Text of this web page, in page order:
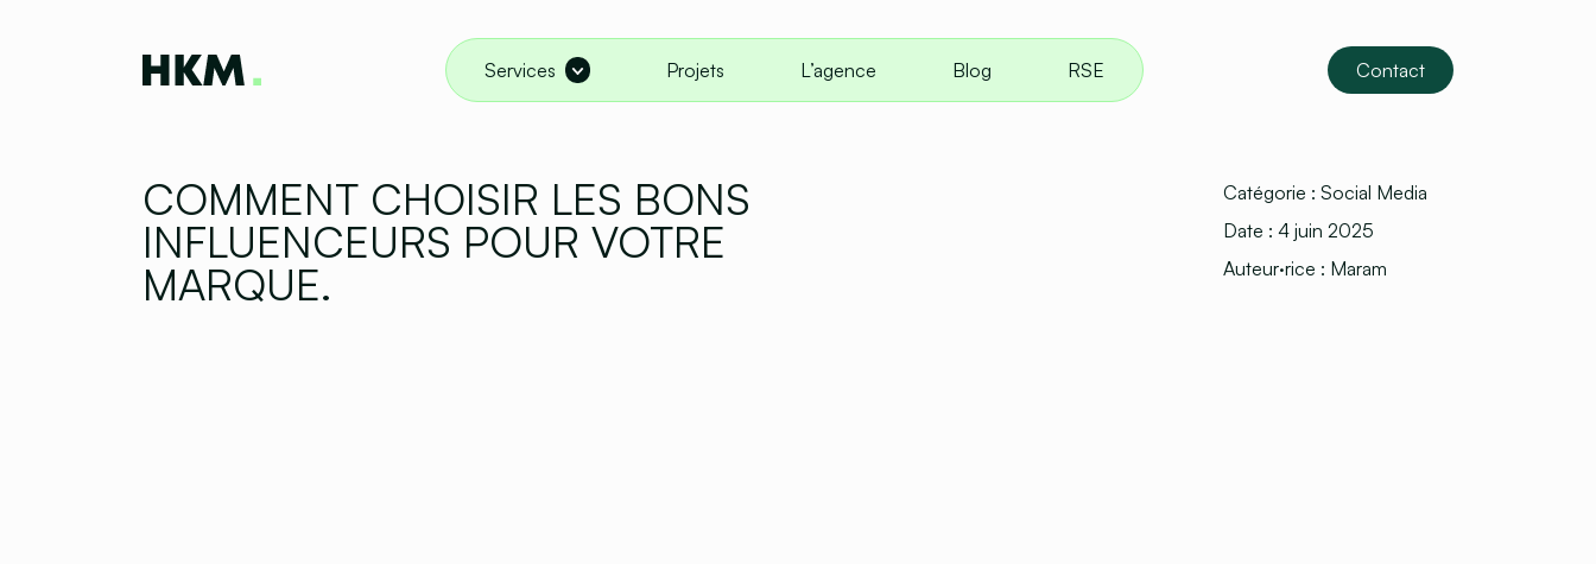
Services Projets L’agence Blog RSE Contact
COMMENT CHOISIR LES BONS
INFLUENCEURS POUR VOTRE
MARQUE.
Catégorie : Social Media
Date : 4 juin 2025
Auteur·rice : Maram